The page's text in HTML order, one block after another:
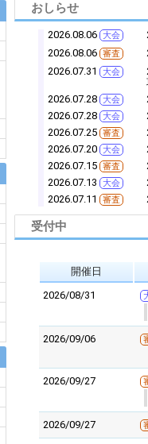
おしらせ
2026.08.06 大会
2026.08.06 審査
2026.07.31
大会
2026.07.28 大会
2026.07.28 大会
2026.07.25 審査
2026.07.20 大会
2026.07.15 審査
2026.07.13
大会
2026.07.11
審査
受付中
開催日
2026/08/31
2026/09/06
2026/09/27
2026/09/27